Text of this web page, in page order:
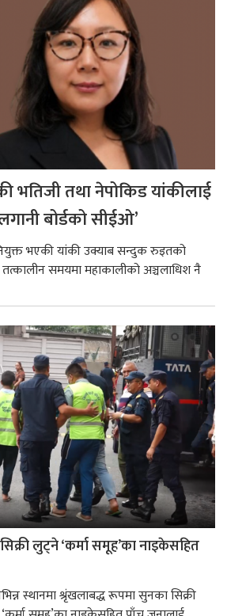
भतिजी तथा नेपोकिड यांकीलाई
बोर्डको सीईओ’
भएकी यांकी उक्याब सन्दुक रुइतको
समयमा महाकालीको अञ्चलाधिश नै
लुट्ने ‘कर्मा समूह’का नाइकेसहित
स्थानमा श्रृंखलाबद्ध रूपमा सुनका सिक्री